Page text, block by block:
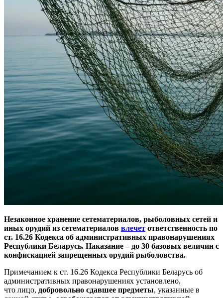
Незаконное хранение сетематериалов, рыболовных сетей и
иных орудий из сетематериалов влечет ответственность по
ст. 16.26 Кодекса об административных правонарушениях
Республики Беларусь. Наказание – до 30 базовых величин с
конфискацией запрещенных орудий рыболовства.
Примечанием к ст. 16.26 Кодекса Республики Беларусь об
административных правонарушениях установлено,
что лицо, добровольно сдавшее предметы, указанные в